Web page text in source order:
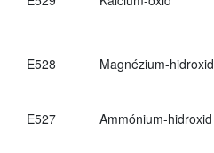
E528 Magnézium-hidroxid
E527 Ammónium-hidroxid